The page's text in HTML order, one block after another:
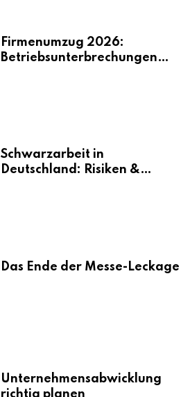
Firmenumzug 2026:
Betriebsunterbrechungen
Schwarzarbeit in
Deutschland: Risiken &
Das Ende der Messe-Leckage
Unternehmensabwicklung
richtig planen